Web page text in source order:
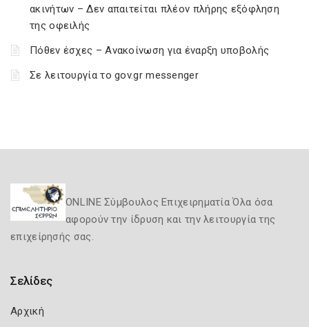
ακινήτων – Δεν απαιτείται πλέον πλήρης εξόφληση
της οφειλής
Πόθεν έσχες – Ανακοίνωση για έναρξη υποβολής
Σε λειτουργία το gov.gr messenger
ONLINE Σύμβουλος Επιχειρηματία Όλα όσα
αφορούν την ίδρυση και την λειτουργία της
επιχείρησής σας.
Σελίδες
Αρχική